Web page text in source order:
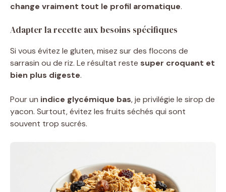
change vraiment tout le profil aromatique.
Adapter la recette aux besoins spécifiques
Si vous évitez le gluten, misez sur des flocons de
sarrasin ou de riz. Le résultat reste super croquant et
bien plus digeste.
Pour un indice glycémique bas, je privilégie le sirop de
yacon. Surtout, évitez les fruits séchés qui sont
souvent trop sucrés.